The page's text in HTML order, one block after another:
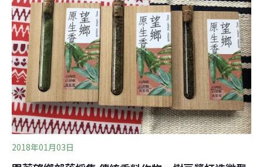
2到6月間則可再種其他作物增加收入。
2018年01月03日